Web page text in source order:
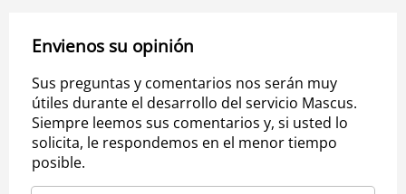
Envienos su opinión
Sus preguntas y comentarios nos serán muy
útiles durante el desarrollo del servicio Mascus.
Siempre leemos sus comentarios y, si usted lo
solicita, le respondemos en el menor tiempo
posible.